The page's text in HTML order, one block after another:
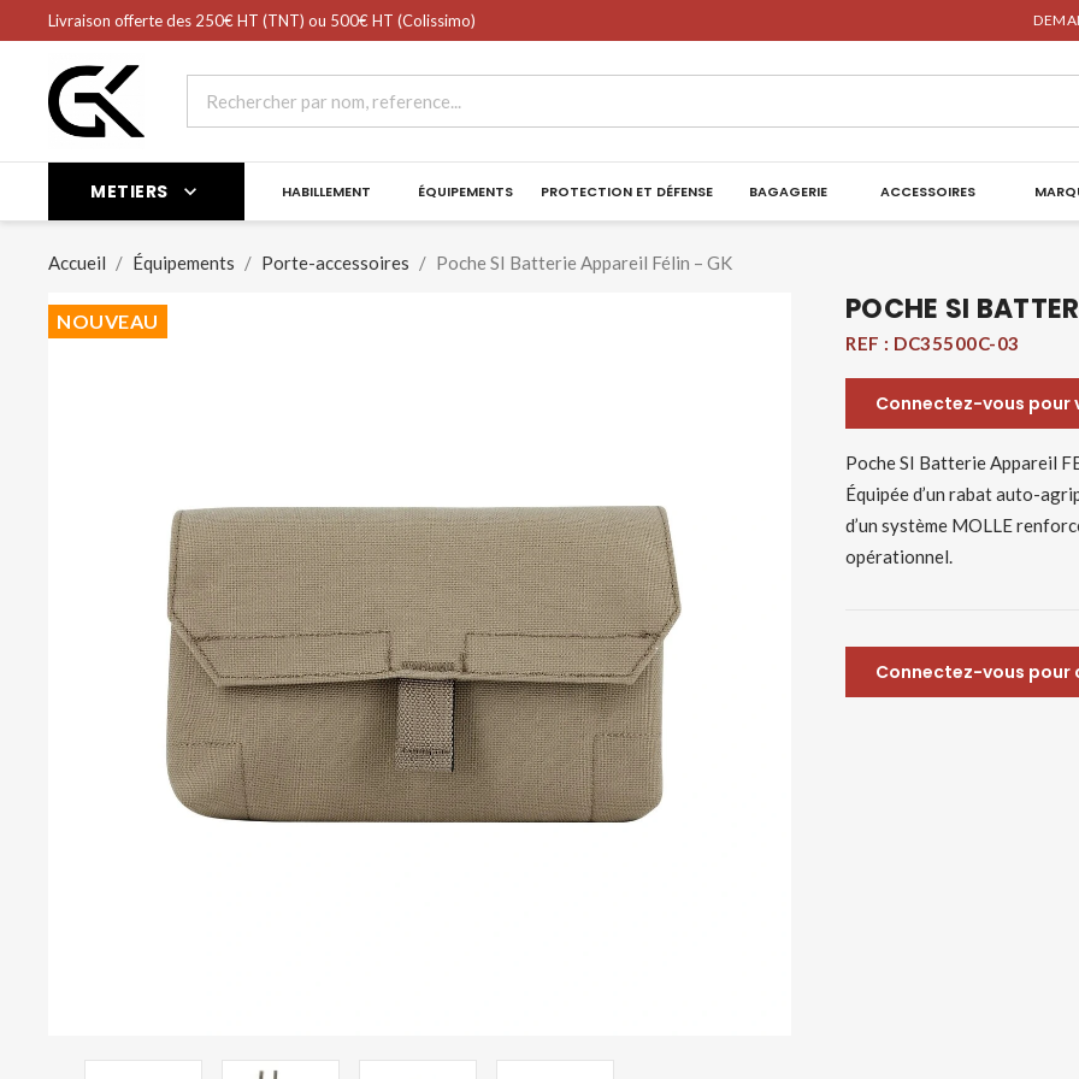
Panier
Livraison offerte des 250€ HT (TNT) ou 500€ HT (Colissimo)
METIERS  HABILLEMENT ÉQUIPEMENTS PROTECTION ET DÉFENSE BAGAGERIE ACCESSOIRES
Accueil Équipements Porte-accessoires Poche SI Batterie Appareil Félin – GK
NOUVEAU POCHE SI
REF : DC35500C-03
Connectez-vous pour
Poche SI Batterie Appareil
Équipée d’un rabat auto-
d’un système MOLLE
opérationnel.
Connectez-vous pour